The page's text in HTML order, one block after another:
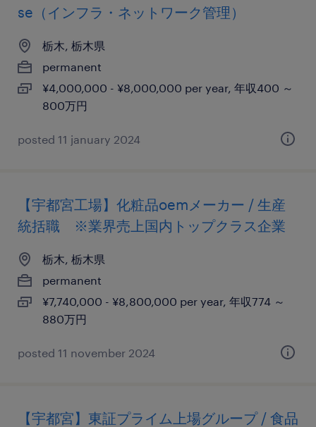
se（インフラ・ネットワーク管理）
栃木, 栃木県
permanent
¥4,000,000 - ¥8,000,000 per year, 年収400 ～
800万円
posted 11 january 2024
【宇都宮工場】化粧品oemメーカー / 生産
統括職 ※業界売上国内トップクラス企業
栃木, 栃木県
permanent
¥7,740,000 - ¥8,800,000 per year, 年収774 ～
880万円
posted 11 november 2024
【宇都宮】東証プライム上場グループ / 食品